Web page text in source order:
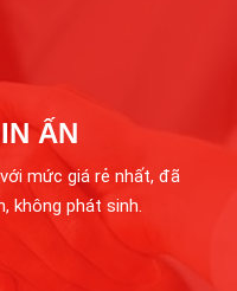
ẤN
mức giá rẻ nhất, đã
không phát sinh.